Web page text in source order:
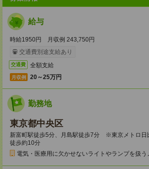
給与
時給1950円 月収例 243,750円
交通費別途支給あり
交通費 全額支給
月収例 20～25万円
勤務地
東京都中央区
新富町駅徒歩5分、月島駅徒歩7分 ※東京メトロ日
徒歩約10分
電気・医療用に欠かせないライトやランプを扱う